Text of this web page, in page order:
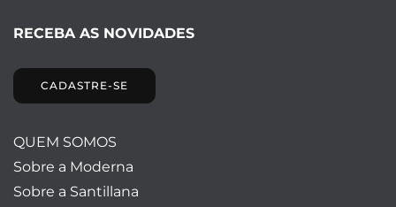
RECEBA AS NOVIDADES
CADASTRE-SE
QUEM SOMOS
Sobre a Moderna
Sobre a Santillana